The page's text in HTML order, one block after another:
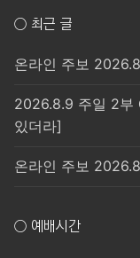
○ 최근 글
온라인 주보
2026.8.9 주일 2부
있더라]
온라인 주보
○ 예배시간